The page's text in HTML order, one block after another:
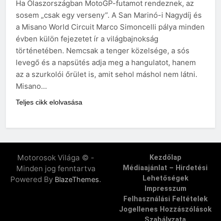
Ha Olaszországban MotoGP-futamot rendeznek, az
sosem „csak egy verseny”. A San Marinó-i Nagydíj és
a Misano World Circuit Marco Simoncelli pálya minden
évben külön fejezetet ír a világbajnokság
történetében. Nemcsak a tenger közelsége, a sós
levegő és a napsütés adja meg a hangulatot, hanem
az a szurkolói őrület is, amit sehol máshol nem látni.
Misano…
Teljes cikk elolvasása
Motorosok Világa © -
Minden jog fenntartva
Powered By BlazeThemes.
Kezdőlap
Médiaajánlat – Hirdetési
Lehetőségek
Impresszum
Felhasználási Feltételek
Jogellenes Hozzászólások